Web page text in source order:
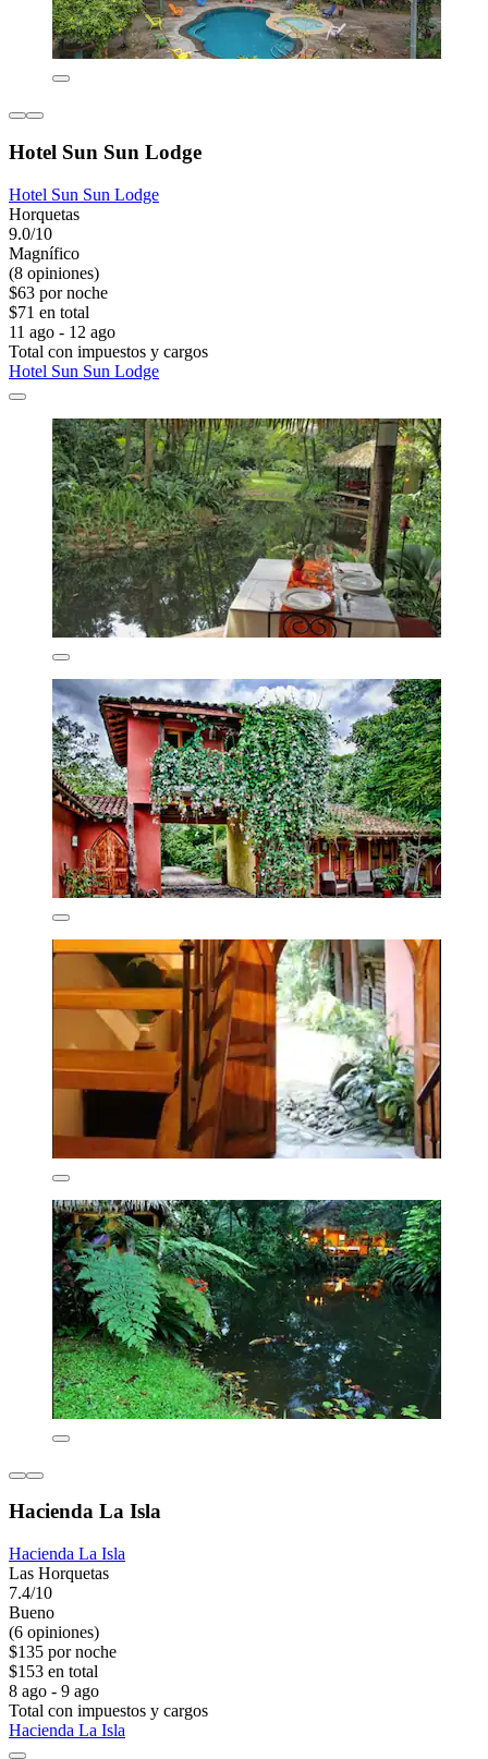
Hotel Sun Sun Lodge
Hotel Sun Sun Lodge
Horquetas
9.0/10
Magnífico
(8 opiniones)
$63 por noche
$71 en total
11 ago - 12 ago
Total con impuestos y cargos
Hotel Sun Sun Lodge
Hacienda La Isla
Hacienda La Isla
Las Horquetas
7.4/10
Bueno
(6 opiniones)
$135 por noche
$153 en total
8 ago - 9 ago
Total con impuestos y cargos
Hacienda La Isla